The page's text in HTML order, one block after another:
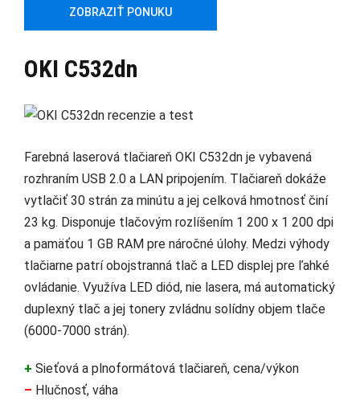
ZOBRAZIŤ PONUKU
OKI C532dn
Farebná laserová tlačiareň OKI C532dn je vybavená
rozhraním USB 2.0 a LAN pripojením. Tlačiareň dokáže
vytlačiť 30 strán za minútu a jej celková hmotnosť činí
23 kg. Disponuje tlačovým rozlíšením 1 200 x 1 200 dpi
a pamäťou 1 GB RAM pre náročné úlohy. Medzi výhody
tlačiarne patrí obojstranná tlač a LED displej pre ľahké
ovládanie. Využíva LED diód, nie lasera, má automatický
duplexný tlač a jej tonery zvládnu solídny objem tlače
(6000-7000 strán).
+ Sieťová a plnoformátová tlačiareň, cena/výkon
– Hlučnosť, váha